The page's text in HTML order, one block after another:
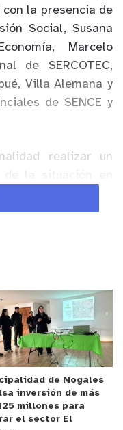
con la presencia de
Social, Susana
Marcelo
de SERCOTEC,
Villa Alemana y
de SENCE y
realizar un
robustecer la
en el territorio,
provincial,
alcances de este
esta mesa
de desarrollo
de Marga
de Nogales
inversión de más
millones para
el sector El